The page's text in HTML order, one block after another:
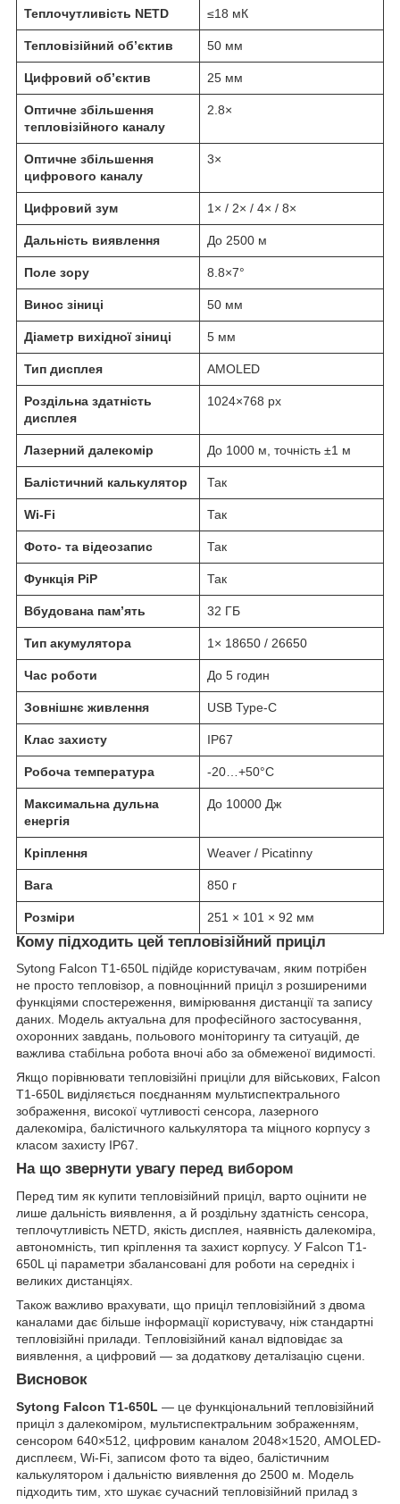
Теплочутливість NETD ≤18 мК
Тепловізійний об’єктив 50 мм
Цифровий об’єктив 25 мм
Оптичне збільшення
тепловізійного каналу
2.8×
Оптичне збільшення
цифрового каналу
3×
Цифровий зум 1× / 2× / 4× / 8×
Дальність виявлення До 2500 м
Поле зору 8.8×7°
Винос зіниці 50 мм
Діаметр вихідної зіниці 5 мм
Тип дисплея AMOLED
Роздільна здатність
дисплея
1024×768 px
Лазерний далекомір До 1000 м, точність ±1 м
Балістичний калькулятор Так
Wi-Fi Так
Фото- та відеозапис Так
Функція PiP Так
Вбудована пам’ять 32 ГБ
Тип акумулятора 1× 18650 / 26650
Час роботи До 5 годин
Зовнішнє живлення USB Type-C
Клас захисту IP67
Робоча температура -20…+50°C
Максимальна дульна
енергія
До 10000 Дж
Кріплення Weaver / Picatinny
Вага 850 г
Розміри 251 × 101 × 92 мм
Кому підходить цей тепловізійний приціл
Sytong Falcon T1-650L підійде користувачам, яким потрібен
не просто тепловізор, а повноцінний приціл з розширеними
функціями спостереження, вимірювання дистанції та запису
даних. Модель актуальна для професійного застосування,
охоронних завдань, польового моніторингу та ситуацій, де
важлива стабільна робота вночі або за обмеженої видимості.
Якщо порівнювати тепловізійні приціли для військових, Falcon
T1-650L виділяється поєднанням мультиспектрального
зображення, високої чутливості сенсора, лазерного
далекоміра, балістичного калькулятора та міцного корпусу з
класом захисту IP67.
На що звернути увагу перед вибором
Перед тим як купити тепловізійний приціл, варто оцінити не
лише дальність виявлення, а й роздільну здатність сенсора,
теплочутливість NETD, якість дисплея, наявність далекоміра,
автономність, тип кріплення та захист корпусу. У Falcon T1-
650L ці параметри збалансовані для роботи на середніх і
великих дистанціях.
Також важливо врахувати, що приціл тепловізійний з двома
каналами дає більше інформації користувачу, ніж стандартні
тепловізійні прилади. Тепловізійний канал відповідає за
виявлення, а цифровий — за додаткову деталізацію сцени.
Висновок
Sytong Falcon T1-650L — це функціональний тепловізійний
приціл з далекоміром, мультиспектральним зображенням,
сенсором 640×512, цифровим каналом 2048×1520, AMOLED-
дисплеєм, Wi-Fi, записом фото та відео, балістичним
калькулятором і дальністю виявлення до 2500 м. Модель
підходить тим, хто шукає сучасний тепловізійний прилад з